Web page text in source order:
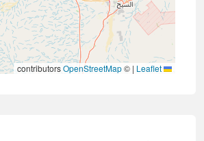
|
©
OpenStreetMap